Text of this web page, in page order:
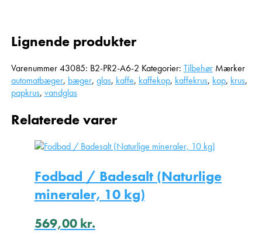
Lignende produkter
Varenummer43085: B2-PR2-A6-2 Kategorier: Tilbehør Mærker
automatbæger, bæger, glas, kaffe, kaffekop, kaffekrus, kop, krus,
papkrus, vandglas
Relaterede varer
Fodbad / Badesalt (Naturlige
mineraler, 10 kg)
569,00 kr.